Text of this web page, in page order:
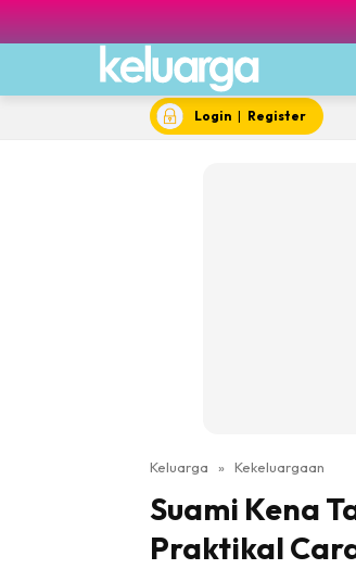
Login | Register
Keluarga » Kekeluargaan
Suami Kena
Praktikal